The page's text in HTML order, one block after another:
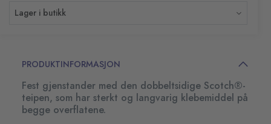
Lager i butikk
PRODUKTINFORMASJON
Fest gjenstander med den dobbeltsidige Scotch®-
teipen, som har sterkt og langvarig klebemiddel på
begge overflatene.